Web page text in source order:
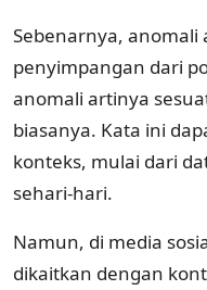
Sebenarnya,
penyimpangan dari
anomali artinya
biasanya. Kata ini
konteks, mulai dari
sehari-hari.
Namun, di media
dikaitkan dengan